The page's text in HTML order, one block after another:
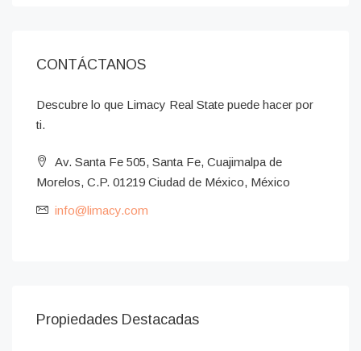
CONTÁCTANOS
Descubre lo que Limacy Real State puede hacer por
ti.
Av. Santa Fe 505, Santa Fe, Cuajimalpa de
Morelos, C.P. 01219 Ciudad de México, México
info@limacy.com
Propiedades Destacadas